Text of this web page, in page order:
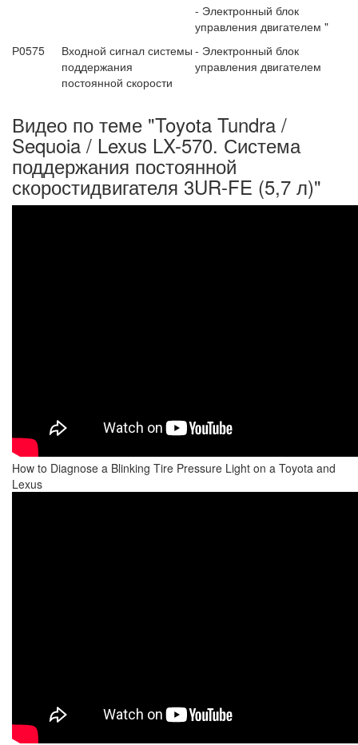
- Электронный блок
управления двигателем "
Р0575
Входной сигнал системы
под­держания
постоянной скорости
- Электронный блок
управления двигателем
Видео по теме "Toyota Tundra /
Sequoia / Lexus LX-570. Система
поддержания постоянной
скоростидвигателя 3UR-FE (5,7 л)"
How to Diagnose a Blinking Tire Pressure Light on a Toyota and
Lexus